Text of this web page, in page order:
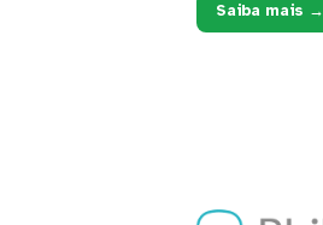
Saiba mais →